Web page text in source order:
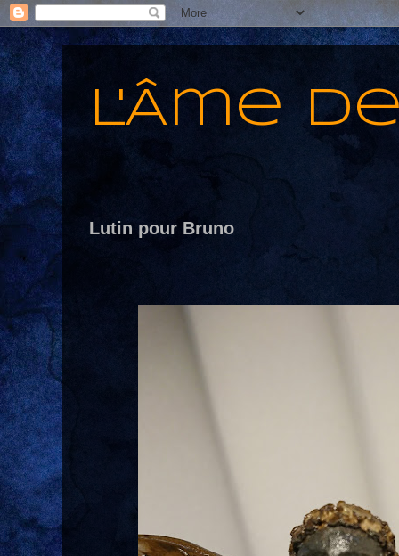
L'Âme
Lutin pour Bruno